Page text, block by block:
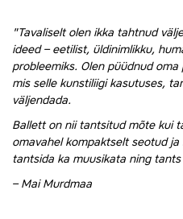
"Tavaliselt olen ikka tahtnud
ideed – eetilist, üldinimlikku,
probleemiks. Olen püüdnud
mis selle kunstiliigi kasutuses,
väljendada.
Ballett on nii tantsitud mõte kui
omavahel kompaktselt seotud
tantsida ka muusikata ning
– Mai Murdmaa